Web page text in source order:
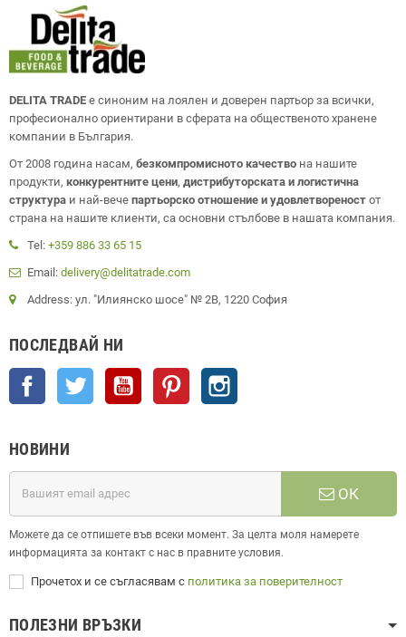
DELITA TRADE е синоним на лоялен и доверен партьор за всички,
професионално ориентирани в сферата на общественото хранене
компании в България.
От 2008 година насам, безкомпромисното качество на нашите
продукти, конкурентните цени, дистрибуторската и логистична
структура и най-вече партьорско отношение и удовлетвореност от
страна на нашите клиенти, са основни стълбове в нашата компания.
Tel: +359 886 33 65 15
Email: delivery@delitatrade.com
Address: ул. "Илиянско шосе" № 2В, 1220 София
ПОСЛЕДВАЙ НИ
Facebook Twitter YouTube Pinterest
НОВИНИ
ОК
Можете да се отпишете във всеки момент. За целта моля намерете
информацията за контакт с нас в правните условия.
Прочетох и се съгласявам с политика за поверителност
ПОЛЕЗНИ ВРЪЗКИ